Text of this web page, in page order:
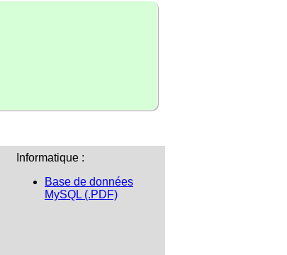
Informatique :
Base de données
MySQL (.PDF)